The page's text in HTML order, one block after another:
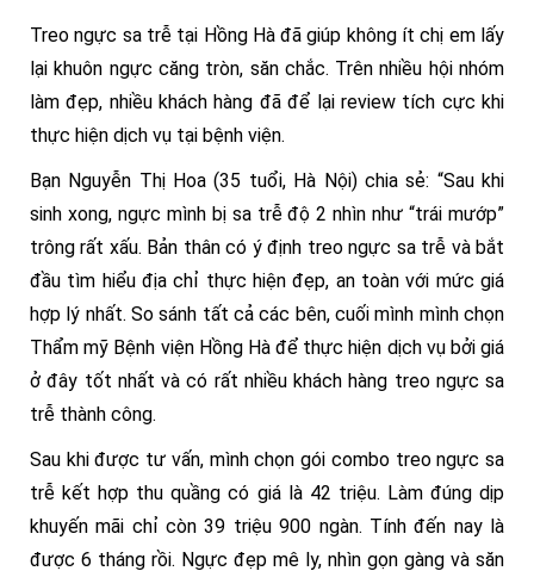
Treo ngực sa trễ tại Hồng Hà đã giúp không ít chị em lấy
lại khuôn ngực căng tròn, săn chắc. Trên nhiều hội nhóm
làm đẹp, nhiều khách hàng đã để lại review tích cực khi
thực hiện dịch vụ tại bệnh viện.
Bạn Nguyễn Thị Hoa (35 tuổi, Hà Nội) chia sẻ: “Sau khi
sinh xong, ngực mình bị sa trễ độ 2 nhìn như “trái mướp”
trông rất xấu. Bản thân có ý định treo ngực sa trễ và bắt
đầu tìm hiểu địa chỉ thực hiện đẹp, an toàn với mức giá
hợp lý nhất. So sánh tất cả các bên, cuối mình mình chọn
Thẩm mỹ Bệnh viện Hồng Hà để thực hiện dịch vụ bởi giá
ở đây tốt nhất và có rất nhiều khách hàng treo ngực sa
trễ thành công.
Sau khi được tư vấn, mình chọn gói combo treo ngực sa
trễ kết hợp thu quầng có giá là 42 triệu. Làm đúng dịp
khuyến mãi chỉ còn 39 triệu 900 ngàn. Tính đến nay là
được 6 tháng rồi. Ngực đẹp mê ly, nhìn gọn gàng và săn